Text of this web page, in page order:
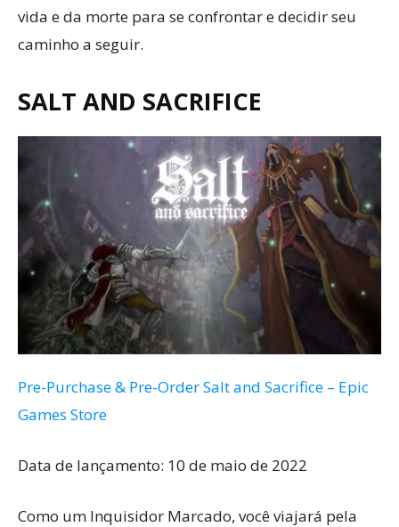
vida e da morte para se confrontar e decidir seu
caminho a seguir.
SALT AND SACRIFICE
Pre-Purchase & Pre-Order Salt and Sacrifice – Epic
Games Store
Data de lançamento: 10 de maio de 2022
Como um Inquisidor Marcado, você viajará pela